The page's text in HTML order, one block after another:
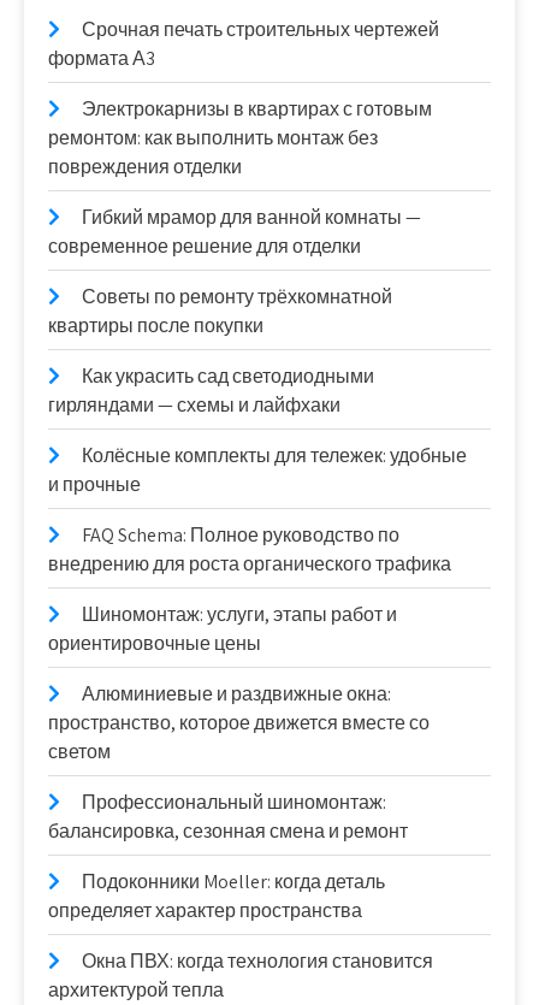
Срочная печать строительных чертежей
формата А3
Электрокарнизы в квартирах с готовым
ремонтом: как выполнить монтаж без
повреждения отделки
Гибкий мрамор для ванной комнаты —
современное решение для отделки
Советы по ремонту трёхкомнатной
квартиры после покупки
Как украсить сад светодиодными
гирляндами — схемы и лайфхаки
Колёсные комплекты для тележек: удобные
и прочные
FAQ Schema: Полное руководство по
внедрению для роста органического трафика
Шиномонтаж: услуги, этапы работ и
ориентировочные цены
Алюминиевые и раздвижные окна:
пространство, которое движется вместе со
светом
Профессиональный шиномонтаж:
балансировка, сезонная смена и ремонт
Подоконники Moeller: когда деталь
определяет характер пространства
Окна ПВХ: когда технология становится
архитектурой тепла